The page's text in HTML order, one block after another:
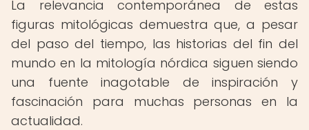
La relevancia contemporánea de estas
figuras mitológicas demuestra que, a pesar
del paso del tiempo, las historias del fin del
mundo en la mitología nórdica siguen siendo
una fuente inagotable de inspiración y
fascinación para muchas personas en la
actualidad.